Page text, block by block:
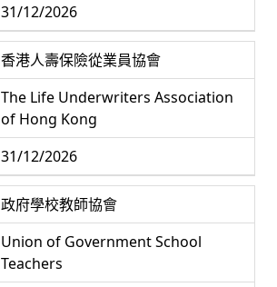
31/12/2026
香港人壽保險從業員協會
The Life Underwriters Association
of Hong Kong
31/12/2026
政府學校教師協會
Union of Government School
Teachers